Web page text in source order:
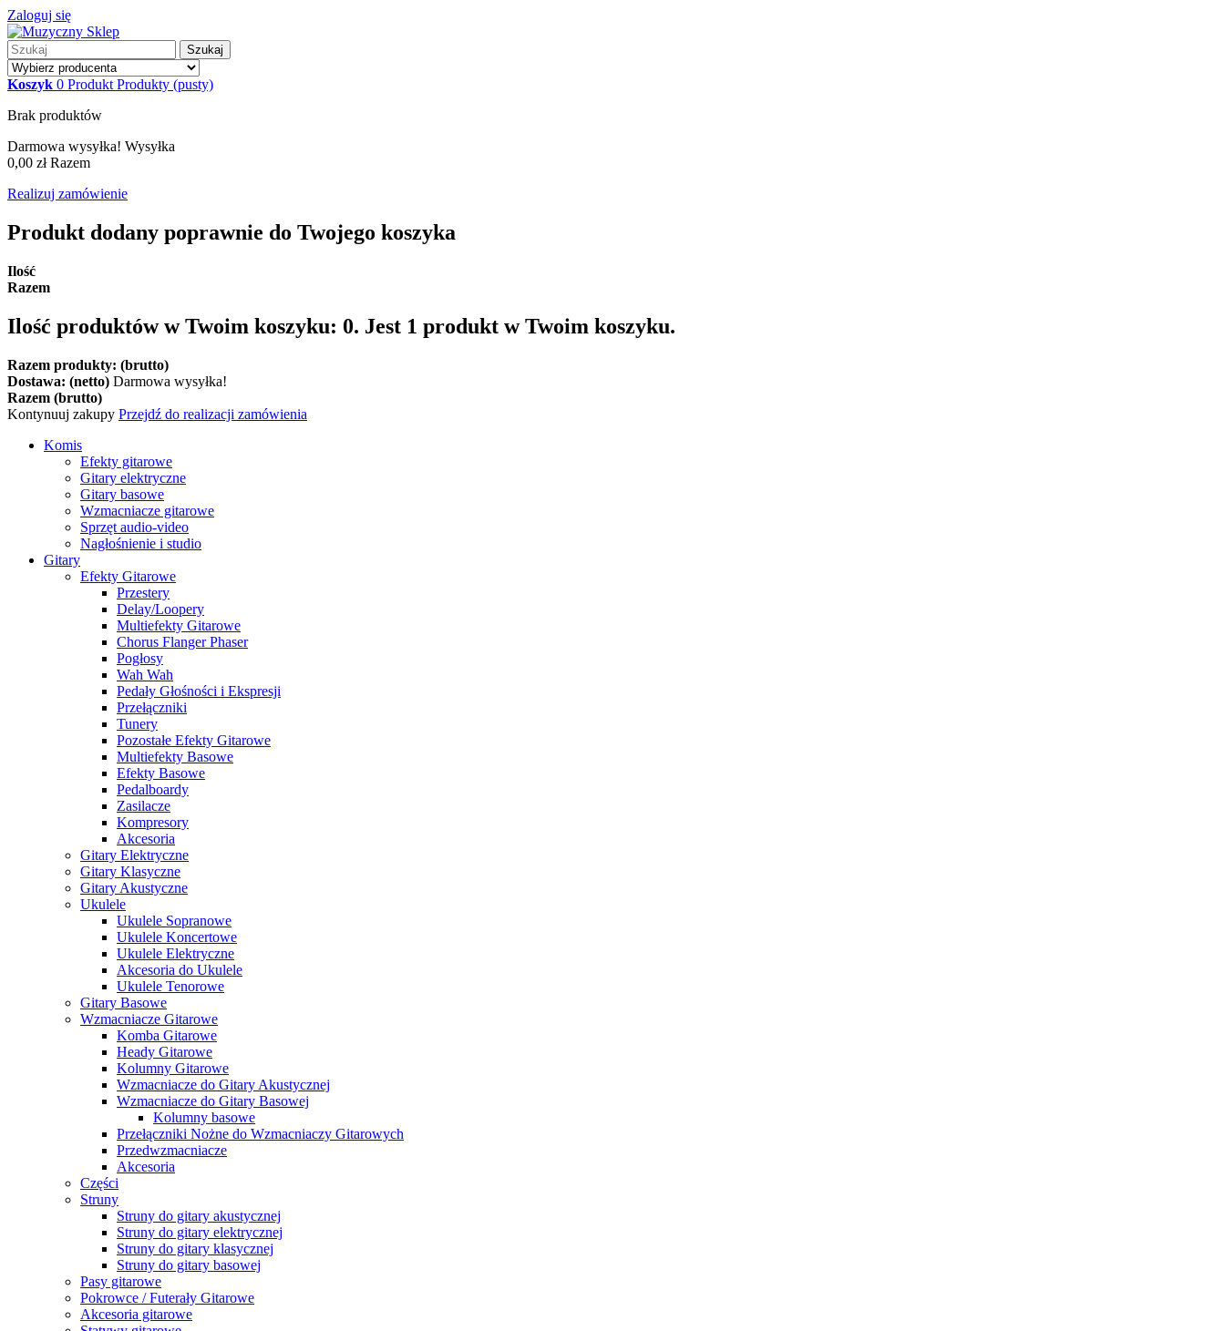
Zaloguj się
Szukaj
Koszyk 0 Produkt Produkty (pusty)
Brak produktów
Darmowa wysyłka! Wysyłka
0,00 zł Razem
Realizuj zamówienie
Produkt dodany poprawnie do Twojego koszyka
Ilość
Razem
Ilość produktów w Twoim koszyku: 0. Jest 1 produkt w Twoim koszyku.
Razem produkty: (brutto)
Dostawa: (netto) Darmowa wysyłka!
Razem (brutto)
Kontynuuj zakupy Przejdź do realizacji zamówienia
Komis
Efekty gitarowe
Gitary elektryczne
Gitary basowe
Wzmacniacze gitarowe
Sprzęt audio-video
Nagłośnienie i studio
Gitary
Efekty Gitarowe
Przestery
Delay/Loopery
Multiefekty Gitarowe
Chorus Flanger Phaser
Pogłosy
Wah Wah
Pedały Głośności i Ekspresji
Przełączniki
Tunery
Pozostałe Efekty Gitarowe
Multiefekty Basowe
Efekty Basowe
Pedalboardy
Zasilacze
Kompresory
Akcesoria
Gitary Elektryczne
Gitary Klasyczne
Gitary Akustyczne
Ukulele
Ukulele Sopranowe
Ukulele Koncertowe
Ukulele Elektryczne
Akcesoria do Ukulele
Ukulele Tenorowe
Gitary Basowe
Wzmacniacze Gitarowe
Komba Gitarowe
Heady Gitarowe
Kolumny Gitarowe
Wzmacniacze do Gitary Akustycznej
Wzmacniacze do Gitary Basowej
Kolumny basowe
Przełączniki Nożne do Wzmacniaczy Gitarowych
Przedwzmacniacze
Akcesoria
Części
Struny
Struny do gitary akustycznej
Struny do gitary elektrycznej
Struny do gitary klasycznej
Struny do gitary basowej
Pasy gitarowe
Pokrowce / Futerały Gitarowe
Akcesoria gitarowe